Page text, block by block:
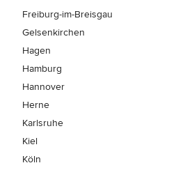
Freiburg-im-Breisgau
Gelsenkirchen
Hagen
Hamburg
Hannover
Herne
Karlsruhe
Kiel
Köln